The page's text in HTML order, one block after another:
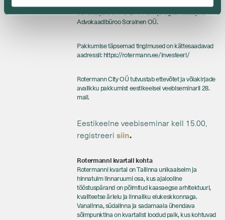
korraldajaks on AS LHV Pank ja õigusnõustajaks
Advokaadibüroo Sorainen OÜ.
Pakkumise täpsemad tingimused on kättesaadavad
aadressil:https://rotermann.ee/investeeri/
Rotermann City OÜ tutvustab ettevõtet ja võlakirjade
avalikku pakkumist eestikeelsel veebiseminaril 28.
mail.
Eestikeelne veebiseminar kell 15.00,
registreerisiin.
Rotermanni kvartali kohta
Rotermanni kvartal on Tallinna unikaalseim ja
hinnatuim linnaruumi osa, kus ajalooline
tööstuspärand on põimitud kaasaegse arhitektuuri,
kvaliteetse ärielu ja linnaliku elukeskkonnaga.
Vanalinna, südalinna ja sadamaala ühendava
sõlmpunktina on kvartalist loodud paik, kus kohtuvad